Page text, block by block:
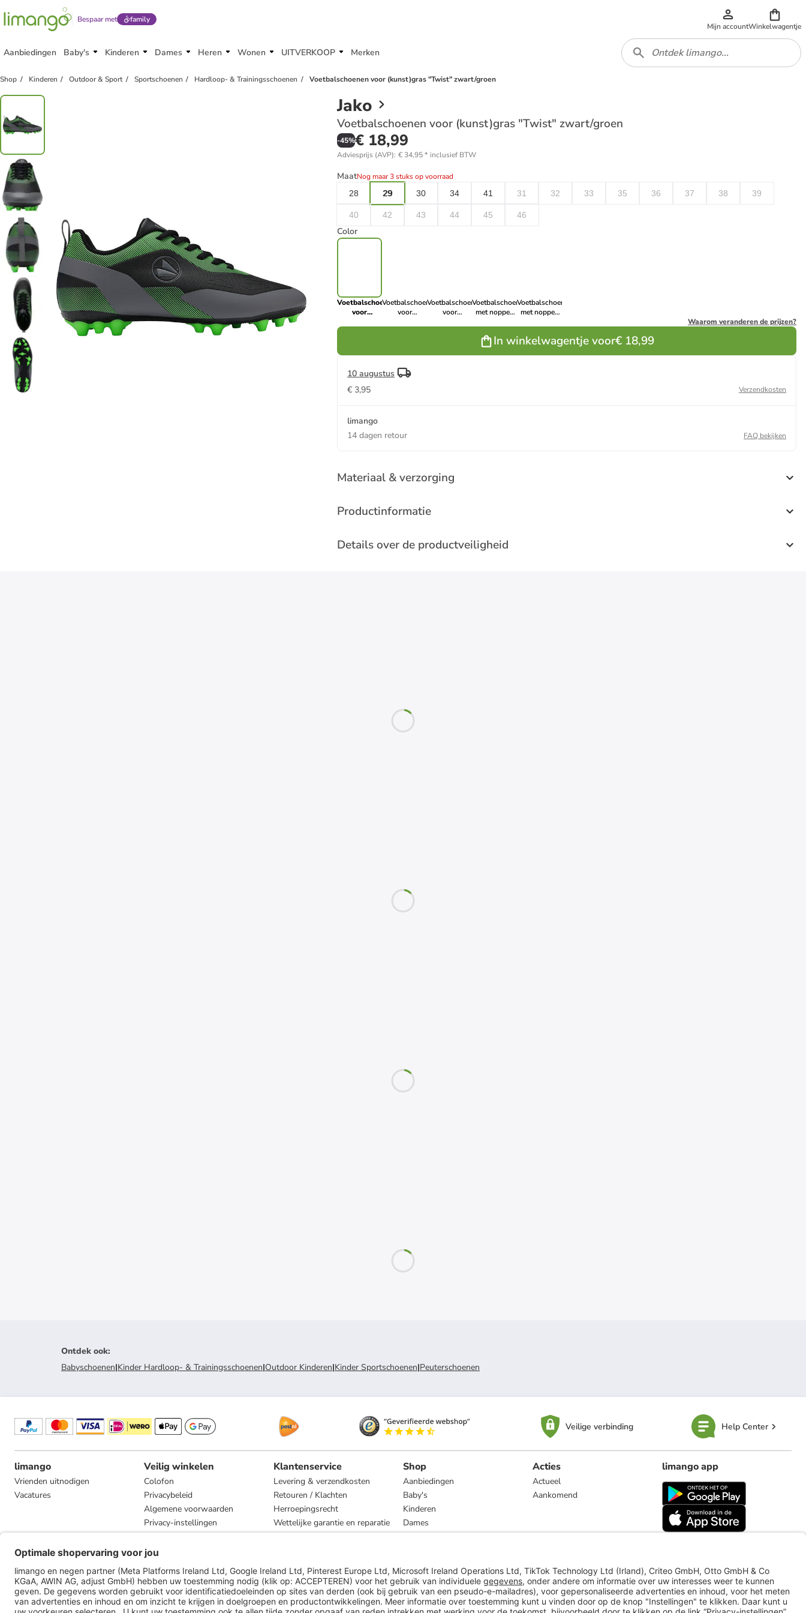
Bespaar met family
Mijn accountWinkelwagentje
Aanbiedingen Baby's Kinderen Dames Heren Wonen UITVERKOOP Merken
Shop Kinderen Outdoor & Sport Sportschoenen Hardloop- & Trainingsschoenen Voetbalschoenen voor (kunst)gras "Twist" zwart/groen
Jako
Voetbalschoenen voor (kunst)gras "Twist" zwart/groen
-45%€ 18,99
Adviesprijs (AVP): € 34,95* inclusief BTW
MaatNog maar 3 stuks op voorraad
28
29 30 34 41 31 32 33 35 36 37 38 39
40 42 43 44 45 46
Color
Voetbalschoenen
voor
Voetbalschoenen
voor
Voetbalschoenen
voor
Voetbalschoenen
met noppen
Voetbalschoenen
met noppen
Waarom veranderen de prijzen?
In winkelwagentje voor€ 18,99
10 augustus
€ 3,95
Verzendkosten
limango
14 dagen retour
FAQ bekijken
Materiaal & verzorging
Productinformatie
Details over de productveiligheid
Ontdek ook:
Babyschoenen|Kinder Hardloop- & Trainingsschoenen|Outdoor Kinderen|Kinder Sportschoenen|Peuterschoenen
Veilige verbinding Help Center
limango
Vrienden uitnodigen
Vacatures
Veilig winkelen
Colofon
Privacybeleid
Algemene voorwaarden
Privacy-instellingen
Compliance
Klantenservice
Levering & verzendkosten
Retouren / Klachten
Herroepingsrecht
Wettelijke garantie en reparatie
Shop
Aanbiedingen
Baby's
Kinderen
Dames
Heren
Acties
Actueel
Aankomend
limango app
limango.de limango.pl